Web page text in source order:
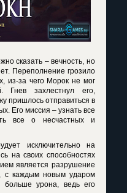
сказать – вечность, но
Переполнение грозило
из-за чего Морок не мог
Гнев захлестнул его,
пришлось отправиться в
Его миссия – узнать все
все о несчастных и
исключительно на
на своих способностях
является разрушение
с каждым новым ударом
урона, ведь его